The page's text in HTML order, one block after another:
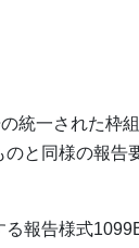
統一された枠
と同様の報告
報告様式